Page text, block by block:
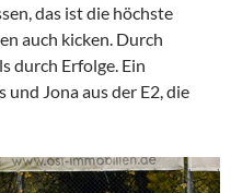
das ist die höchste
auch kicken. Durch
durch Erfolge. Ein
Jona aus der E2, die